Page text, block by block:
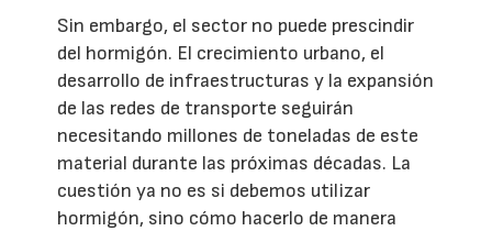
Sin embargo, el sector no puede prescindir
del hormigón. El crecimiento urbano, el
desarrollo de infraestructuras y la expansión
de las redes de transporte seguirán
necesitando millones de toneladas de este
material durante las próximas décadas. La
cuestión ya no es si debemos utilizar
hormigón, sino cómo hacerlo de manera